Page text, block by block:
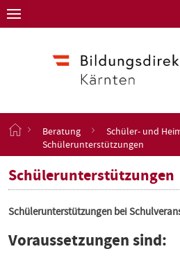
Zum
Inhalt
Navigation
Navigation
aufklappen
S
a
r
t
e
e
Beratung
Schüler- und
Schülerunterstützungen
Schülerunterstützungen
Schülerunterstützungen bei
Voraussetzungen sind: